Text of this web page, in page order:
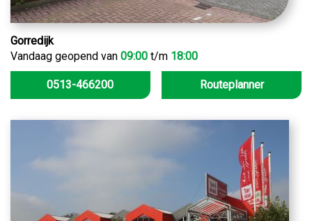
Gorredijk
Vandaag geopend van 09:00 t/m 18:00
0513-466200 Routeplanner